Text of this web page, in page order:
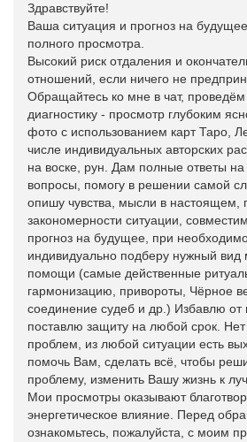
Здравствуйте!
Ваша ситуация и прогноз на
полного просмотра.
Высокий риск отдаления и
отношений, если ничего не
Обращайтесь ко мне в чат,
диагностику - просмотр глубоким
фото с использованием карт Таро,
числе индивидуальных авторских
на воске, рун. Дам полные ответы
вопросы, помогу в решении самой
опишу чувства, мысли в настоящем,
закономерности ситуации,
прогноз на будущее, при
индивидуально подберу нужный вид
помощи (самые действенные
гармонизацию, привороты, Чёрное
соединение судеб и др.) Избавлю от
поставлю защиту на любой срок.
проблем, из любой ситуации есть
помочь Вам, сделать всё, чтобы
проблему, изменить Вашу жизнь к
Мои просмотры оказывают
энергетическое влияние. Перед
ознакомьтесь, пожалуйста, с моим